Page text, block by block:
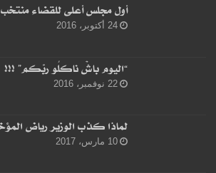
أول مجلس أعلى للقضاء منتخب
24 أكتوبر، 2016
“اليوم باشْ ناكلُو ربّكم” !!!
22 نوفمبر، 2016
لماذا كذب الوزير رياض
10 مارس، 2017